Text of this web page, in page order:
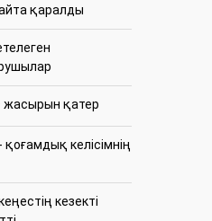
қаралды
жасырын қатер
келісімнің
кезекті